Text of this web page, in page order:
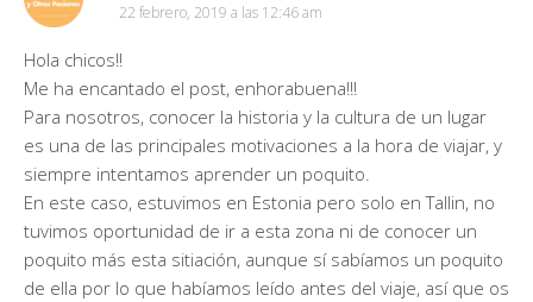
22 febrero, 2019 a las 12:46 am
Hola chicos!!
Me ha encantado el post, enhorabuena!!!
Para nosotros, conocer la historia y la cultura de un lugar
es una de las principales motivaciones a la hora de viajar, y
siempre intentamos aprender un poquito.
En este caso, estuvimos en Estonia pero solo en Tallin, no
tuvimos oportunidad de ir a esta zona ni de conocer un
poquito más esta sitiación, aunque sí sabíamos un poquito
de ella por lo que habíamos leído antes del viaje, así que os